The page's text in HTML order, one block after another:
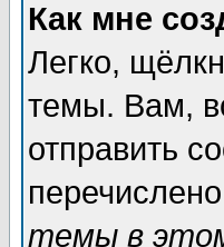
Как мне
Легко,
темы. Вам,
отправить
темы в